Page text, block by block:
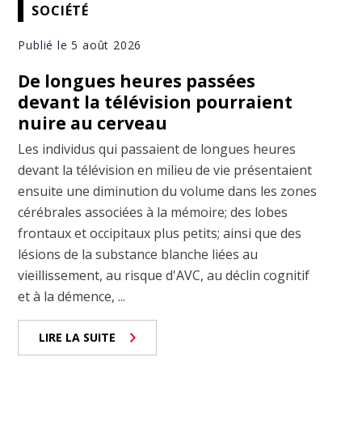
SOCIÉTÉ
Publié le 5 août 2026
De longues heures passées
devant la télévision pourraient
nuire au cerveau
Les individus qui passaient de longues heures
devant la télévision en milieu de vie présentaient
ensuite une diminution du volume dans les zones
cérébrales associées à la mémoire; des lobes
frontaux et occipitaux plus petits; ainsi que des
lésions de la substance blanche liées au
vieillissement, au risque d'AVC, au déclin cognitif
et à la démence, ...
LIRE LA SUITE